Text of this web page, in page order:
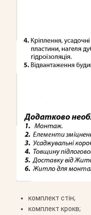
комплект стін;
комплект крокв;